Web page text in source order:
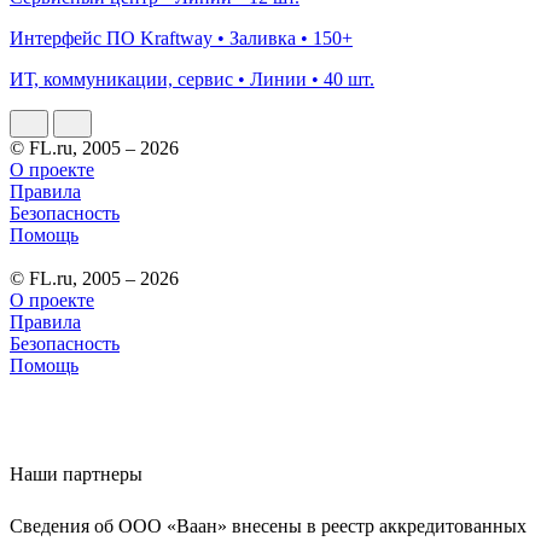
Интерфейс ПО Kraftway • Заливка • 150+
ИТ, коммуникации, сервис • Линии • 40 шт.
© FL.ru, 2005 – 2026
О проекте
Правила
Безопасность
Помощь
© FL.ru, 2005 – 2026
О проекте
Правила
Безопасность
Помощь
Наши партнеры
Сведения об ООО «Ваан» внесены в реестр аккредитованных